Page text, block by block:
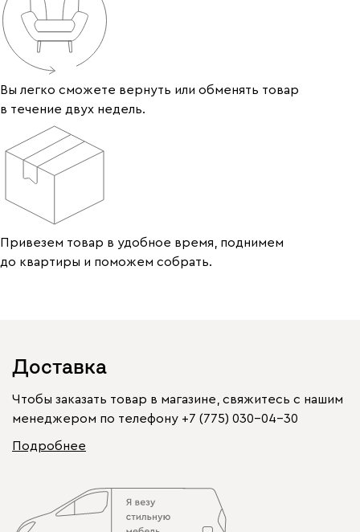
Вы легко сможете вернуть или обменять товар
в течение двух недель.
Привезем товар в удобное время, поднимем
до квартиры и поможем собрать.
Доставка
Чтобы заказать товар в магазине, свяжитесь с нашим
менеджером по телефону +7 (775) 030-04-30
Подробнее